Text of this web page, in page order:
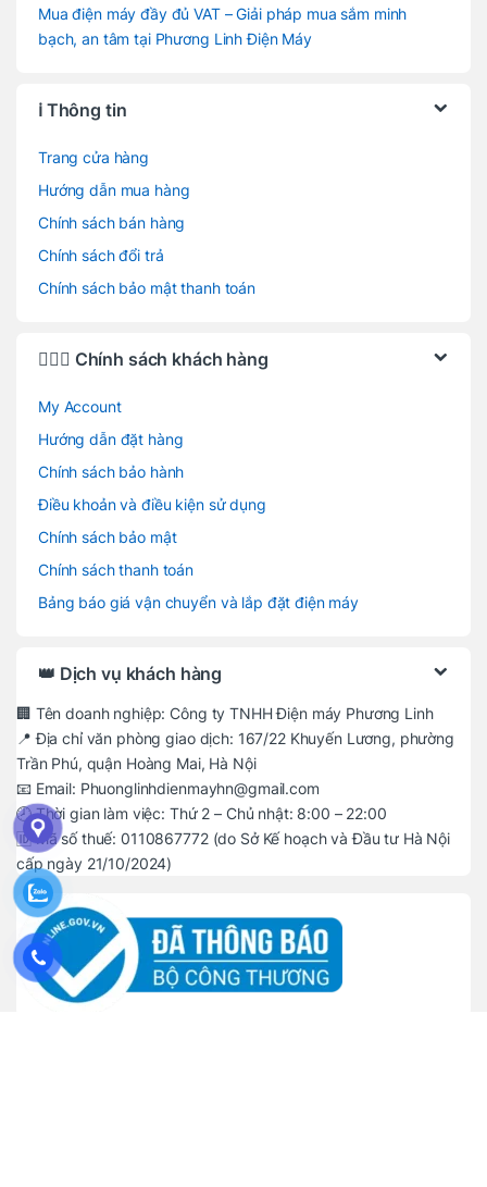
Mua điện máy đầy đủ VAT – Giải pháp mua sắm minh
bạch, an tâm tại Phương Linh Điện Máy
ℹ️ Thông tin
Trang cửa hàng
Hướng dẫn mua hàng
Chính sách bán hàng
Chính sách đổi trả
Chính sách bảo mật thanh toán
🙋🏻‍♂️ Chính sách khách hàng
My Account
Hướng dẫn đặt hàng
Chính sách bảo hành
Điều khoản và điều kiện sử dụng
Chính sách bảo mật
Chính sách thanh toán
Bảng báo giá vận chuyển và lắp đặt điện máy
👑 Dịch vụ khách hàng
🏢 Tên doanh nghiệp: Công ty TNHH Điện máy Phương Linh
📍 Địa chỉ văn phòng giao dịch: 167/22 Khuyến Lương, phường
Trần Phú, quận Hoàng Mai, Hà Nội
📧 Email: Phuonglinhdienmayhn@gmail.com
🕗 Thời gian làm việc: Thứ 2 – Chủ nhật: 8:00 – 22:00
🆔 Mã số thuế: 0110867772 (do Sở Kế hoạch và Đầu tư Hà Nội
cấp ngày 21/10/2024)